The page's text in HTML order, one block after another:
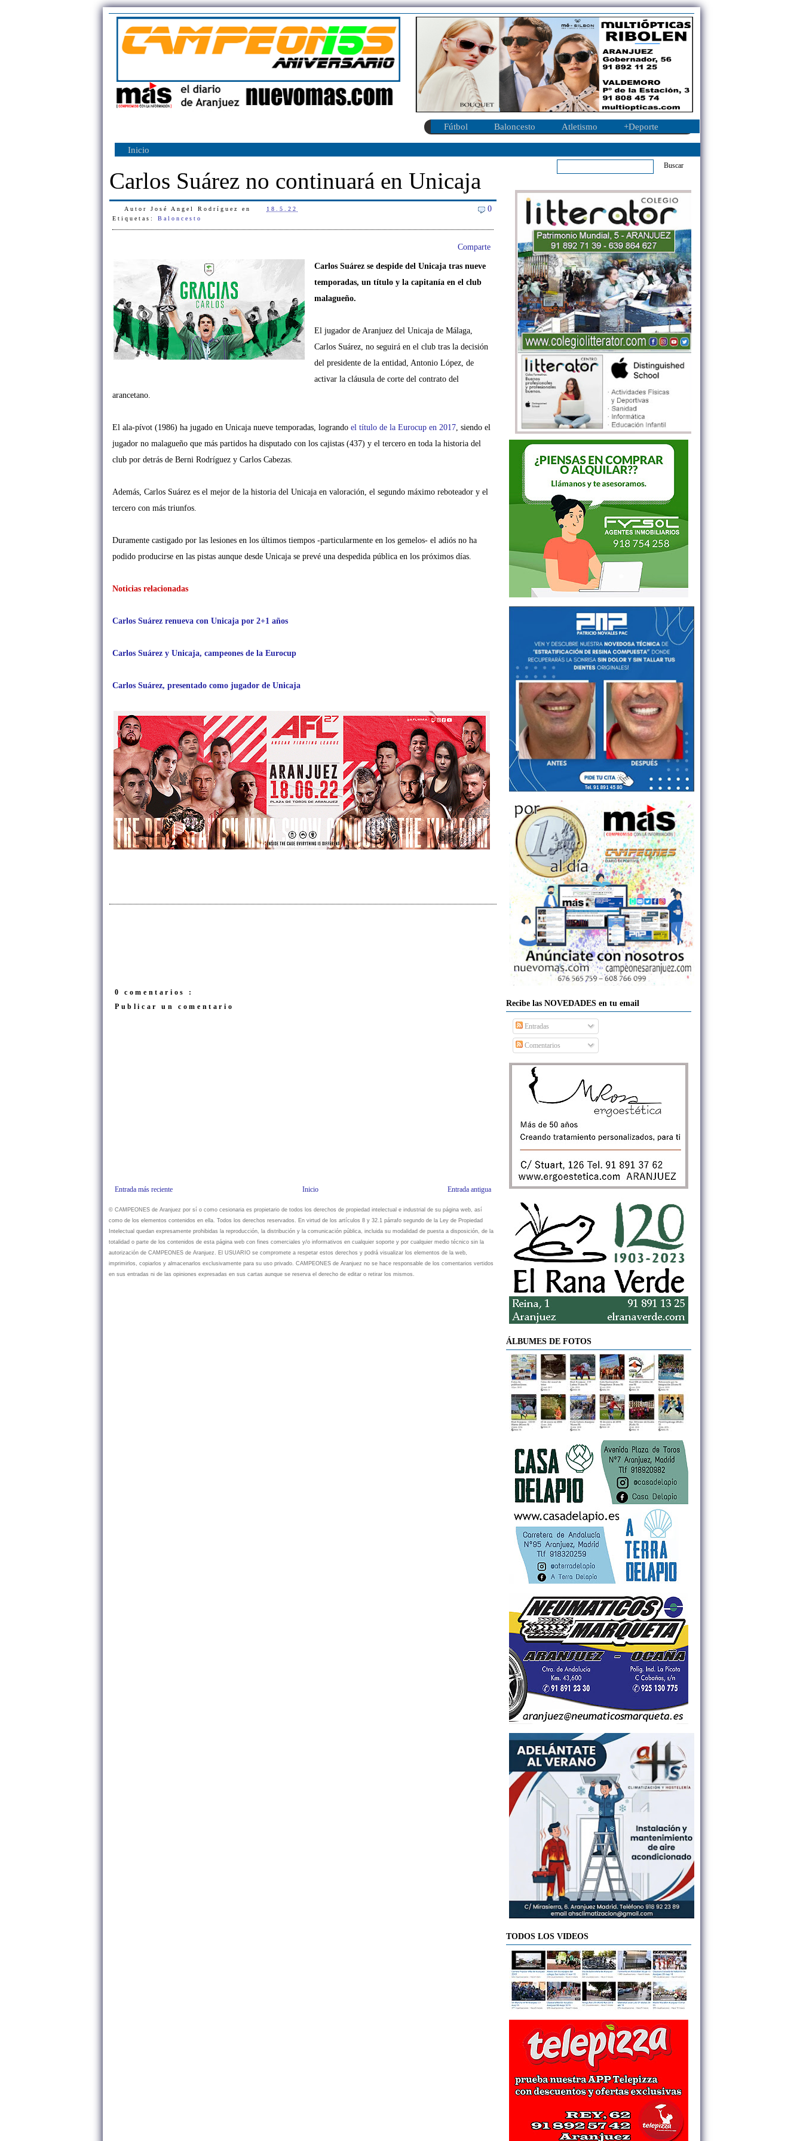
Fútbol Baloncesto Atletismo +Deporte
Inicio
Carlos Suárez no continuará en Unicaja
Autor José Angel Rodríguez en 18.5.22 0
Etiquetas: Baloncesto
Comparte
Carlos Suárez se despide del Unicaja tras nueve
temporadas, un título y la capitanía en el club
malagueño.
El jugador de Aranjuez del Unicaja de Málaga,
Carlos Suárez, no seguirá en el club tras la decisión
del presidente de la entidad, Antonio López, de
activar la cláusula de corte del contrato del
arancetano.
El ala-pívot (1986) ha jugado en Unicaja nueve temporadas, logrando el título de la Eurocup en 2017, siendo el
jugador no malagueño que más partidos ha disputado con los cajistas (437) y el tercero en toda la historia del
club por detrás de Berni Rodríguez y Carlos Cabezas.
Además, Carlos Suárez es el mejor de la historia del Unicaja en valoración, el segundo máximo reboteador y el
tercero con más triunfos.
Duramente castigado por las lesiones en los últimos tiempos -particularmente en los gemelos- el adiós no ha
podido producirse en las pistas aunque desde Unicaja se prevé una despedida pública en los próximos días.
Noticias relacionadas
Carlos Suárez renueva con Unicaja por 2+1 años
Carlos Suárez y Unicaja, campeones de la Eurocup
Carlos Suárez, presentado como jugador de Unicaja
0 comentarios :
Publicar un comentario
Entrada más reciente Entrada antigua
Inicio
© CAMPEONES de Aranjuez por sí o como cesionaria es propietario de todos los derechos de propiedad intelectual e industrial de su página web, así
como de los elementos contenidos en ella. Todos los derechos reservados. En virtud de los artículos 8 y 32.1 párrafo segundo de la Ley de Propiedad
Intelectual quedan expresamente prohibidas la reproducción, la distribución y la comunicación pública, incluida su modalidad de puesta a disposición, de la
totalidad o parte de los contenidos de esta página web con fines comerciales y/o informativos en cualquier soporte y por cualquier medio técnico sin la
autorización de CAMPEONES de Aranjuez. El USUARIO se compromete a respetar estos derechos y podrá visualizar los elementos de la web,
imprimirlos, copiarlos y almacenarlos exclusivamente para su uso privado. CAMPEONES de Aranjuez no se hace responsable de los comentarios vertidos
en sus entradas ni de las opiniones expresadas en sus cartas aunque se reserva el derecho de editar o retirar los mismos.
Recibe las NOVEDADES en tu email
Entradas
Comentarios
ÁLBUMES DE FOTOS
TODOS LOS VIDEOS